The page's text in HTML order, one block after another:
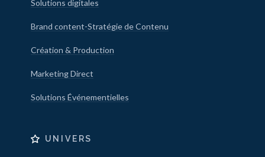
Solutions digitales
Brand content-Stratégie de Contenu
Création & Production
Marketing Direct
Solutions Événementielles
UNIVERS